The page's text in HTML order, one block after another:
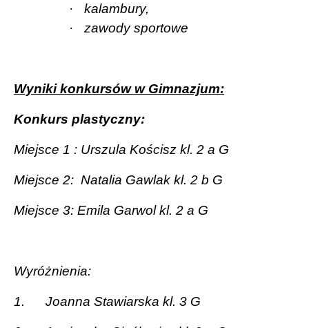
·
kalambury,
·
zawody sportowe
Wyniki konkursów w Gimnazjum:
Konkurs plastyczny:
Miejsce 1 : Urszula Kościsz kl. 2 a G
Miejsce 2: Natalia Gawlak kl. 2 b G
Miejsce 3: Emila Garwol kl. 2 a G
Wyróżnienia:
1. Joanna Stawiarska kl. 3 G